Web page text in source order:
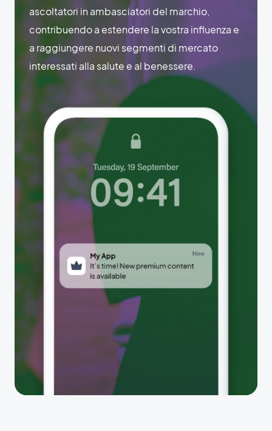
ascoltatori in ambasciatori del marchio,
contribuendo a estendere la vostra influenza e
a raggiungere nuovi segmenti di mercato
interessati alla salute e al benessere.